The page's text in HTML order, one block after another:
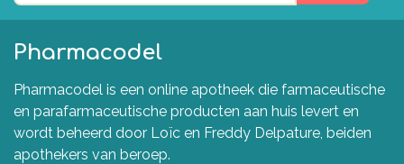
Pharmacodel
Pharmacodel is een online apotheek die farmaceutische
en parafarmaceutische producten aan huis levert en
wordt beheerd door Loïc en Freddy Delpature, beiden
apothekers van beroep.